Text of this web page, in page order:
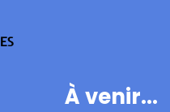
ES
À venir...